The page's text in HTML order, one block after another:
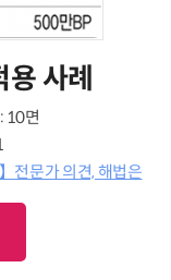
사례
10면
전문가 의견, 해법은